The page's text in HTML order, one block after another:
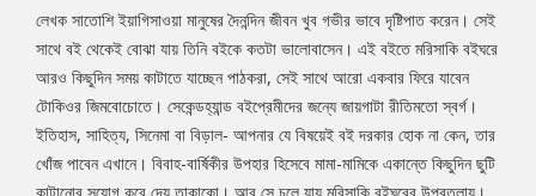
Tab
Article
লেখক সাতোশি ইয়াগিসাওয়া মানুষের দৈনন্দিন জীবন খুব গভীর ভাবে দৃষ্টিপাত করেন। সেই
সাথে বই থেকেই বোঝা যায় তিনি বইকে কতটা ভালোবাসেন। এই বইতে মরিসাকি বইঘরে
আরও কিছুদিন সময় কাটাতে যাচ্ছেন পাঠকরা, সেই সাথে আরো একবার ফিরে যাবেন
টোকিওর জিমবোচোতে। সেকেন্ডহ্যান্ড বইপ্রেমীদের জন্যে জায়গাটা রীতিমতো স্বর্গ।
ইতিহাস, সাহিত্য, সিনেমা বা বিড়াল- আপনার যে বিষয়েই বই দরকার হোক না কেন, তার
খোঁজ পাবেন এখানে। বিবাহ-বার্ষিকীর উপহার হিসেবে মামা-মামিকে একান্তে কিছুদিন ছুটি